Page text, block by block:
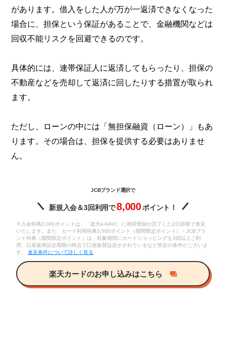
があります。借入をした人が万が一返済できなくなった
場合に、担保という保証があることで、金融機関などは
回収不能リスクを回避できるのです。
具体的には、連帯保証人に返済してもらったり、担保の
不動産などを売却して返済に回したりする措置が取られ
ます。
ただし、ローンの中には「無担保融資（ローン）」もあ
ります。その場合は、担保を提供する必要はありませ
ん。
JCBブランド選択で
新規入会＆3回利用で8,000ポイント！
※入会特典2,000ポイントは、「楽天e-NAVI」に初回登録が完了した2日前後で進呈
いたします。また、カード利用特典3,000ポイント（期間限定ポイント）・JCBブラ
ンド特典（期間限定ポイント）は、対象期間にカードショッピングを3回以上ご利
用、口座振替設定期限の時点で口座振替設定がされているなど所定の条件がございま
す。進呈条件について詳しく見る
楽天カードのお申し込みはこちら